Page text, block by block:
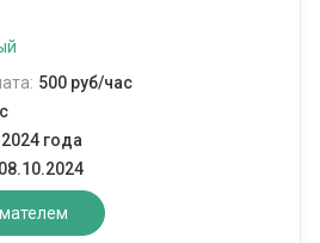
500 руб/час
года
08.10.2024